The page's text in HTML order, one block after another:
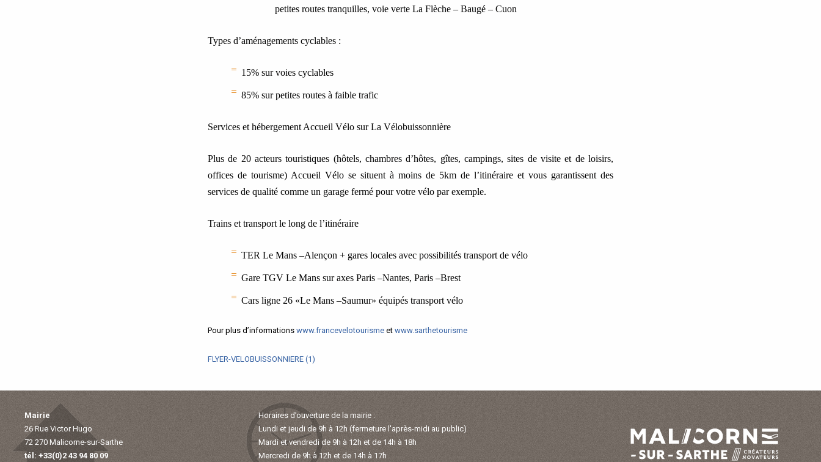
petites routes tranquilles, voie verte La Flèche – Baugé – Cuon
Types d’aménagements cyclables :
15% sur voies cyclables
85% sur petites routes à faible trafic
Services et hébergement Accueil Vélo sur La Vélobuissonnière
Plus de 20 acteurs touristiques (hôtels, chambres d’hôtes, gîtes, campings, sites de visite et de loisirs,
offices de tourisme) Accueil Vélo se situent à moins de 5km de l’itinéraire et vous garantissent des
services de qualité comme un garage fermé pour votre vélo par exemple.
Trains et transport le long de l’itinéraire
TER Le Mans –Alençon + gares locales avec possibilités transport de vélo
Gare TGV Le Mans sur axes Paris –Nantes, Paris –Brest
Cars ligne 26 «Le Mans –Saumur» équipés transport vélo
Pour plus d’informations www.francevelotourisme et www.sarthetourisme
FLYER-VELOBUISSONNIERE (1)
Mairie
26 Rue Victor Hugo
72 270 Malicorne-sur-Sarthe
tél: +33(0)2 43 94 80 09
Horaires d’ouverture de la mairie :
Lundi et jeudi de 9h à 12h (fermeture l'après-midi au public)
Mardi et vendredi de 9h à 12h et de 14h à 18h
Mercredi de 9h à 12h et de 14h à 17h